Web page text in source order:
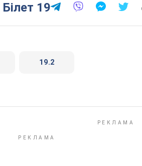
Білет 19
19.2